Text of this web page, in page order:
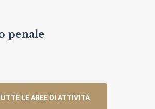
penale
LE AREE DI ATTIVITÀ